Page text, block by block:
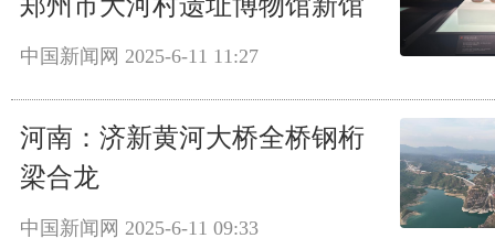
郑州市大河村遗址博物馆新馆
中国新闻网 2025-6-11 11:27
河南：济新黄河大桥全桥钢桁
梁合龙
中国新闻网 2025-6-11 09:33